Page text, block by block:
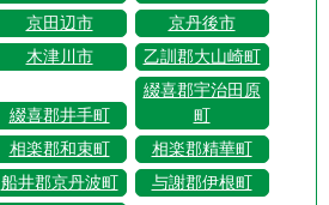
京田辺市
京丹後市
木津川市 乙訓郡大山崎町
綴喜郡井手町
綴喜郡宇治田原
町
相楽郡和束町
相楽郡精華町
船井郡京丹波町
与謝郡伊根町